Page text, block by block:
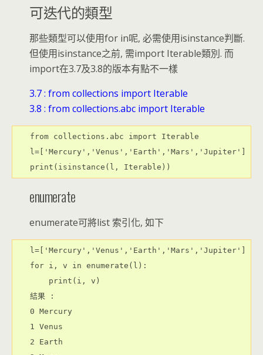
可迭代的類型
那些類型可以使用for in呢, 必需使用isinstance判斷.
但使用isinstance之前, 需import Iterable類別. 而
import在3.7及3.8的版本有點不一樣
3.7 : from collections import Iterable
3.8 : from collections.abc import Iterable
from collections.abc import Iterable
l=['Mercury','Venus','Earth','Mars','Jupiter']
print(isinstance(l, Iterable))
enumerate
enumerate可將list 索引化, 如下
l=['Mercury','Venus','Earth','Mars','Jupiter']
for i, v in enumerate(l):
    print(i, v)
結果 :
0 Mercury
1 Venus
2 Earth